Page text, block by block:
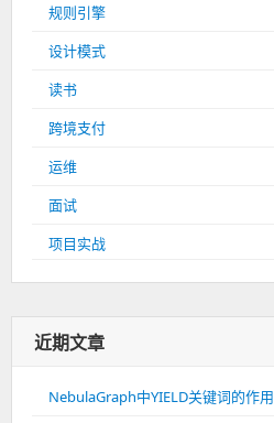
规则引擎
设计模式
读书
跨境支付
运维
面试
项目实战
近期文章
NebulaGraph中YIELD关键词的作用